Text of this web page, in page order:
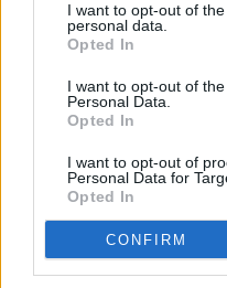
I want to opt-out of
personal data.
Opted In
I want to opt-out of
Personal Data.
Opted In
I want to opt-out of
Personal Data for
Opted In
CONFIRM